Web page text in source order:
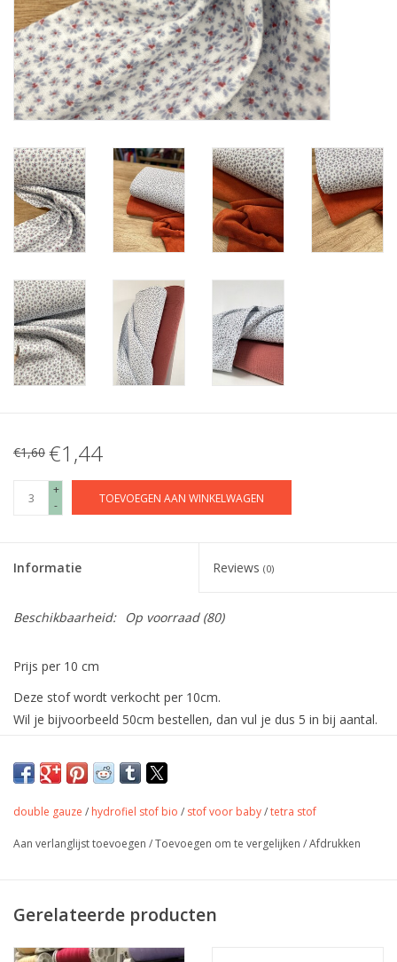
€1,60 €1,44
+
-
TOEVOEGEN AAN WINKELWAGEN
Informatie Reviews (0)
Beschikbaarheid: Op voorraad(80)
Prijs per 10 cm
Deze stof wordt verkocht per 10cm.
Wil je bijvoorbeeld 50cm bestellen, dan vul je dus 5 in bij aantal.
De allerzachtste double gauze met
digitale print in zachte kleuren.
dunne laagjes, die met onzichtbare steekjes aan elkaar gezet
zijn. Geschikt voor het maken van kleding, maar natuurlijk ook
double gauze / hydrofiel stof bio / stof voor baby/tetra stof
Aan verlanglijst toevoegen /Toevoegen om te vergelijken /Afdrukken
Gerelateerde producten